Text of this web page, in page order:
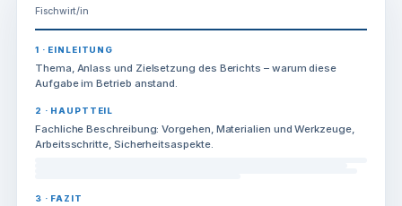
Fischwirt/in
1 · EINLEITUNG
Thema, Anlass und Zielsetzung des Berichts – warum diese
Aufgabe im Betrieb anstand.
2 · HAUPTTEIL
Fachliche Beschreibung: Vorgehen, Materialien und Werkzeuge,
Arbeitsschritte, Sicherheitsaspekte.
3 · FAZIT